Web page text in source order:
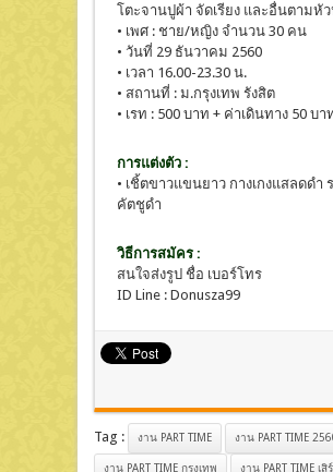
โตะจานปูผ้า จัดเรียง และอื่นตามหั
• เพศ : ชาย/หญิง จำนวน 30 คน
• วันที่ 29 ธันวาคม 2560
• เวลา 16.00-23.30 น.
• สถานที่ : ม.กรุงเทพ รังสิต
• เรท : 500 บาท + ค่าเดินทาง 50 บา
การแต่งตัว :
• เชิ้ตขาวแขนยาว กางเกงแสลดดำ
คัตชูดำ
วิธีการสมัคร :
สนใจส่งรูป ชื่อ เบอร์โทร
ID Line : Donusza99
Tag : งาน PART TIME งาน PART TIME
งาน PART TIME กรุงเทพ งาน PART TIME เสิ